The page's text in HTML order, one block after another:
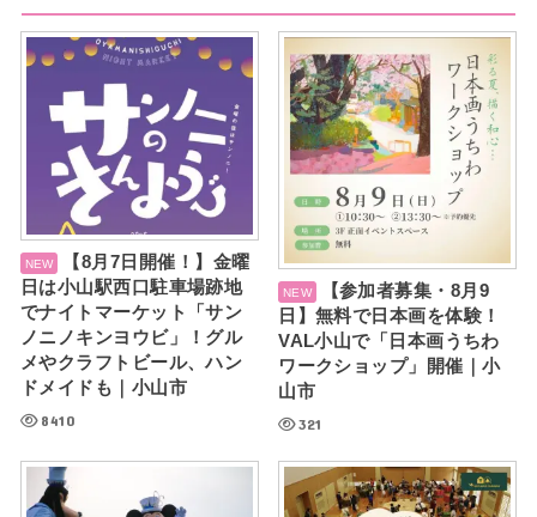
【8月7日開催！】金曜
日は小山駅西口駐車場跡地
でナイトマーケット「サン
ノニノキンヨウビ」！グル
メやクラフトビール、ハン
ドメイドも｜小山市
8410
【参加者募集・8月9
日】無料で日本画を体験！
VAL小山で「日本画うちわ
ワークショップ」開催｜小
山市
321